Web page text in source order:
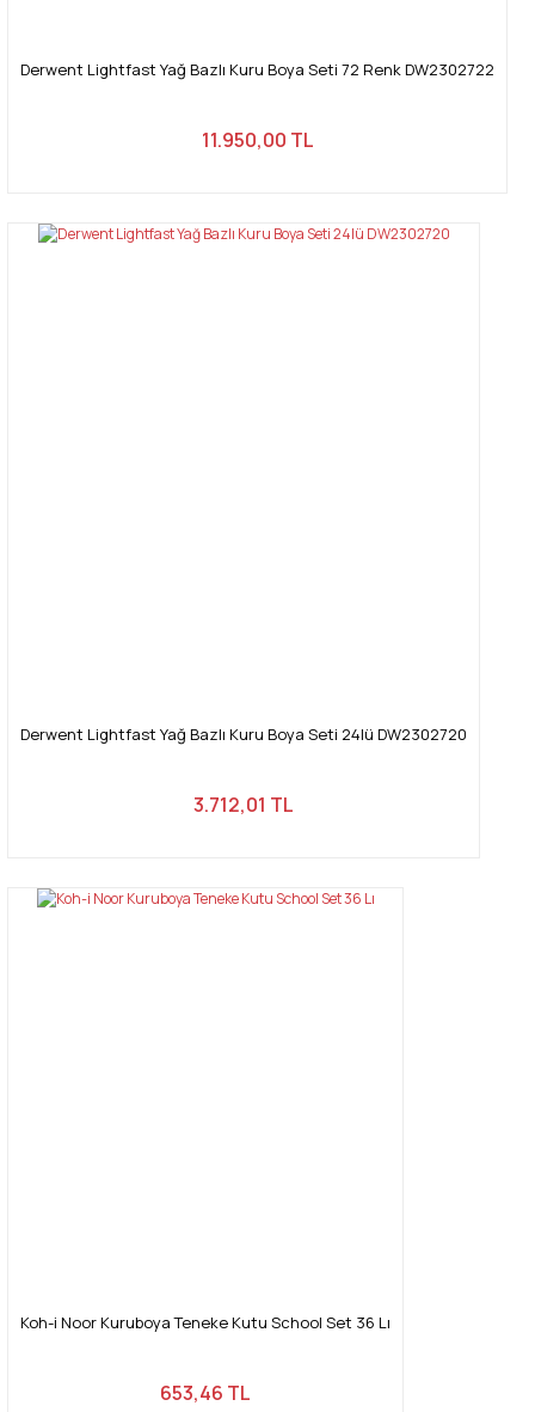
Derwent Lightfast Yağ Bazlı Kuru Boya Seti 72 Renk DW2302722
11.950,00 TL
Derwent Lightfast Yağ Bazlı Kuru Boya Seti 24lü DW2302720
3.712,01 TL
Koh-i Noor Kuruboya Teneke Kutu School Set 36 Lı
653,46 TL